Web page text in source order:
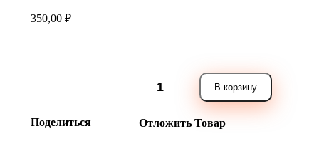
350,00 ₽
"Голубика"
количество
В корзину
Отложить Товар
Поделиться